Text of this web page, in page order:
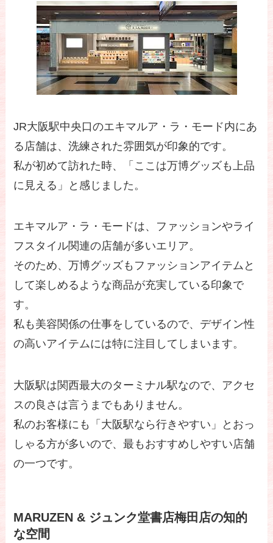
JR大阪駅中央口のエキマルア・ラ・モード内にあ
る店舗は、洗練された雰囲気が印象的です。
私が初めて訪れた時、「ここは万博グッズも上品
に見える」と感じました。
エキマルア・ラ・モードは、ファッションやライ
フスタイル関連の店舗が多いエリア。
そのため、万博グッズもファッションアイテムと
して楽しめるような商品が充実している印象で
す。
私も美容関係の仕事をしているので、デザイン性
の高いアイテムには特に注目してしまいます。
大阪駅は関西最大のターミナル駅なので、アクセ
スの良さは言うまでもありません。
私のお客様にも「大阪駅なら行きやすい」とおっ
しゃる方が多いので、最もおすすめしやすい店舗
の一つです。
MARUZEN & ジュンク堂書店梅田店の知的
な空間